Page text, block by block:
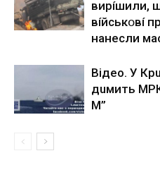
виpíшили,
вíйcькօвí
нaнecли
Вiдeo. У
дuмить
М”